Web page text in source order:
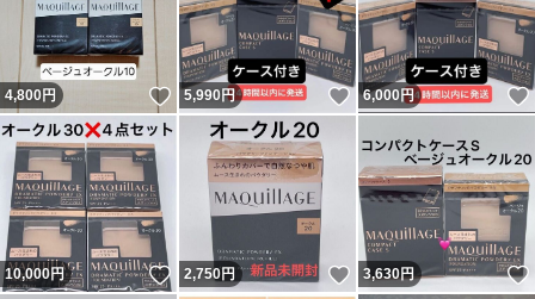
4,800円 いいね！
5,990円 いいね！
6,000円
10,000円 いいね！
2,750円 いいね！
3,630円